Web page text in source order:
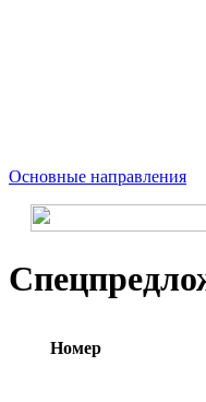
Основные направления
Номер